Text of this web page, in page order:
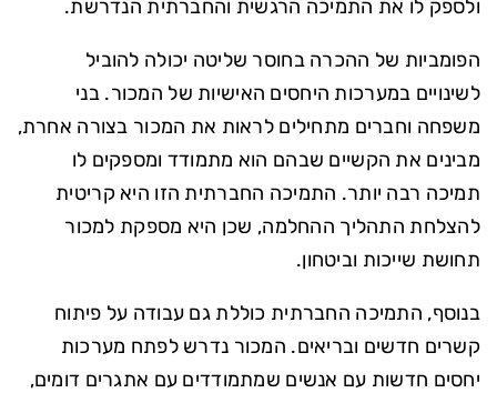
ולספק לו את התמיכה הרגשית והחברתית הנדרשת.
הפומביות של ההכרה בחוסר שליטה יכולה להוביל
לשינויים במערכות היחסים האישיות של המכור. בני
משפחה וחברים מתחילים לראות את המכור בצורה אחרת,
מבינים את הקשיים שבהם הוא מתמודד ומספקים לו
תמיכה רבה יותר. התמיכה החברתית הזו היא קריטית
להצלחת התהליך ההחלמה, שכן היא מספקת למכור
תחושת שייכות וביטחון.
בנוסף, התמיכה החברתית כוללת גם עבודה על פיתוח
קשרים חדשים ובריאים. המכור נדרש לפתח מערכות
יחסים חדשות עם אנשים שמתמודדים עם אתגרים דומים,